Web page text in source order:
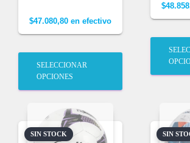
$47.080,80en efectivo
SELECCIONAR
OPCIONES
$
SIN STOCK SIN